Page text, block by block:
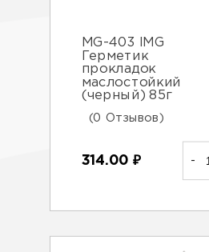
MG-403 IMG
Герметик
прокладок
маслостойкий
(черный) 85г
(0 Отзывов)
314.00 ₽ -